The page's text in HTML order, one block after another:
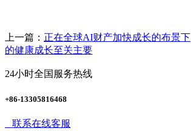
上一篇： 正在全球AI财产加快成长的布景下
的健康成长至关主要
24小时全国服务热线
+86-13305816468
联系在线客服